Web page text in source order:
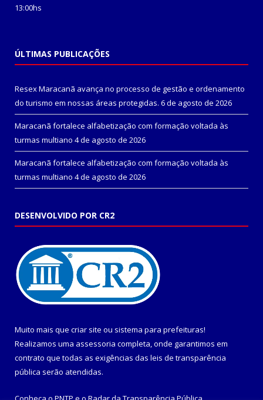
13:00hs
ÚLTIMAS PUBLICAÇÕES
Resex Maracanã avança no processo de gestão e ordenamento
do turismo em nossas áreas protegidas. 6 de agosto de 2026
Maracanã fortalece alfabetização com formação voltada às
turmas multiano 4 de agosto de 2026
Maracanã fortalece alfabetização com formação voltada às
turmas multiano 4 de agosto de 2026
DESENVOLVIDO POR CR2
Muito mais que criar site ou sistema para prefeituras!
Realizamos uma assessoria completa, onde garantimos em
contrato que todas as exigências das leis de transparência
pública serão atendidas.